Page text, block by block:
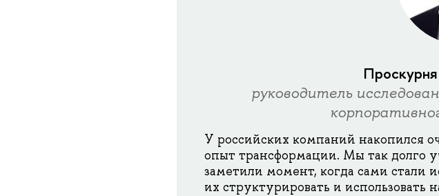
руководитель
У российских компаний накопился
опыт трансформации. Мы так долго
заметили момент, когда сами стали
их структурировать и использовать